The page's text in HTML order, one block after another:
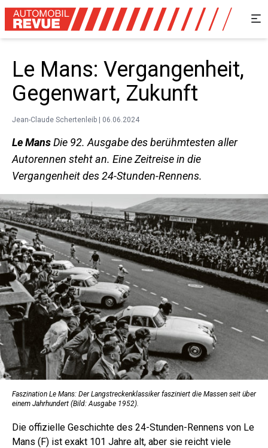
Le Mans: Vergangenheit,
Gegenwart, Zukunft
Jean-Claude Schertenleib | 06.06.2024
Le MansDie 92. Ausgabe des ­berühmtesten aller
Autorennen steht an. Eine Zeitreise in die
Vergangenheit des 24-Stunden-Rennens.
Faszination Le Mans: Der Langstreckenklassiker fasziniert die Massen seit über
einem Jahrhundert (Bild: Ausgabe 1952).
Die offizielle Geschichte des 24-Stunden-Rennens von Le
Mans (F) ist exakt 101 Jahre alt, aber sie reicht viele